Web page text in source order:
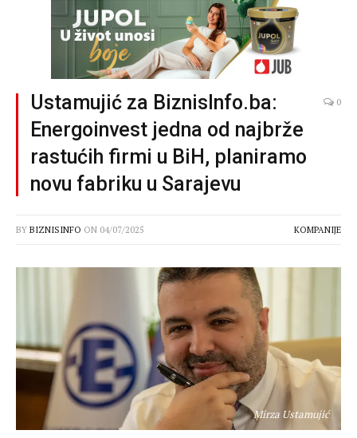
Ustamujić za BiznisInfo.ba:
Energoinvest jedna od najbrže
rastućih firmi u BiH, planiramo
novu fabriku u Sarajevu
0
BY BIZNISINFO ON 04/07/2025 KOMPANIJE
Mirza Ustamujić